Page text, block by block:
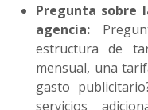
Pregunta sobre
agencia:
estructura de
mensual, una
gasto
servicios